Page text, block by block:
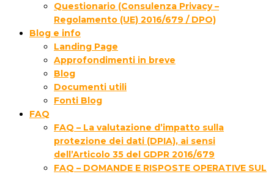
Questionario (Consulenza Privacy –
Regolamento (UE) 2016/679 / DPO)
Blog e info
Landing Page
Approfondimenti in breve
Blog
Documenti utili
Fonti Blog
FAQ
FAQ – La valutazione d’impatto sulla
protezione dei dati (DPIA), ai sensi
dell’Articolo 35 del GDPR 2016/679
FAQ – DOMANDE E RISPOSTE OPERATIVE SUL